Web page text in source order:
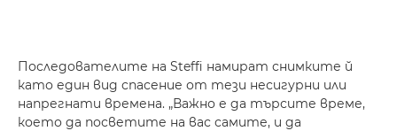
Последователите на Steffi намират снимките й
като един вид спасение от тези несигурни или
напрегнати времена. „Важно е да търсите време,
което да посветите на вас самите, и да